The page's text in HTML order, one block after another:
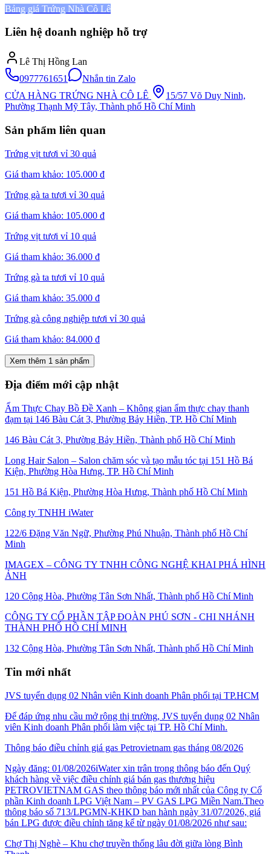
Bảng giá Trứng Nhà Cô Lê
Liên hệ doanh nghiệp hỗ trợ
Lê Thị Hồng Lan
0977761651
Nhắn tin Zalo
CỬA HÀNG TRỨNG NHÀ CÔ LÊ
15/57 Võ Duy Ninh,
Phường Thạnh Mỹ Tây, Thành phố Hồ Chí Minh
Sản phẩm liên quan
Trứng vịt tươi vỉ 30 quả
Giá tham khảo: 105.000 đ
Trứng gà ta tươi vỉ 30 quả
Giá tham khảo: 105.000 đ
Trứng vịt tươi vỉ 10 quả
Giá tham khảo: 36.000 đ
Trứng gà ta tươi vỉ 10 quả
Giá tham khảo: 35.000 đ
Trứng gà công nghiệp tươi vỉ 30 quả
Giá tham khảo: 84.000 đ
Xem thêm 1 sản phẩm
Địa điểm mới cập nhật
Ẩm Thực Chay Bồ Đề Xanh – Không gian ẩm thực chay thanh
đạm tại 146 Bàu Cát 3, Phường Bảy Hiền, TP. Hồ Chí Minh
146 Bàu Cát 3, Phường Bảy Hiền, Thành phố Hồ Chí Minh
Long Hair Salon – Salon chăm sóc và tạo mẫu tóc tại 151 Hồ Bá
Kiện, Phường Hòa Hưng, TP. Hồ Chí Minh
151 Hồ Bá Kiện, Phường Hòa Hưng, Thành phố Hồ Chí Minh
Công ty TNHH iWater
122/6 Đặng Văn Ngữ, Phường Phú Nhuận, Thành phố Hồ Chí
Minh
IMAGEX – CÔNG TY TNHH CÔNG NGHỆ KHAI PHÁ HÌNH
ẢNH
120 Cộng Hòa, Phường Tân Sơn Nhất, Thành phố Hồ Chí Minh
CÔNG TY CỔ PHẦN TẬP ĐOÀN PHÚ SƠN - CHI NHÁNH
THÀNH PHỐ HỒ CHÍ MINH
132 Cộng Hòa, Phường Tân Sơn Nhất, Thành phố Hồ Chí Minh
Tin mới nhất
JVS tuyển dụng 02 Nhân viên Kinh doanh Phân phối tại TP.HCM
Để đáp ứng nhu cầu mở rộng thị trường, JVS tuyển dụng 02 Nhân
viên Kinh doanh Phân phối làm việc tại TP. Hồ Chí Minh.
Thông báo điều chỉnh giá gas Petrovietnam gas tháng 08/2026
Ngày đăng: 01/08/2026iWater xin trân trọng thông báo đến Quý
khách hàng về việc điều chỉnh giá bán gas thương hiệu
PETROVIETNAM GAS theo thông báo mới nhất của Công ty Cổ
phần Kinh doanh LPG Việt Nam – PV GAS LPG Miền Nam.Theo
thông báo số 713/LPGMN-KHKD ban hành ngày 31/07/2026, giá
bán LPG được điều chỉnh tăng kể từ ngày 01/08/2026 như sau:
Chợ Thị Nghè – Khu chợ truyền thống lâu đời giữa lòng Bình